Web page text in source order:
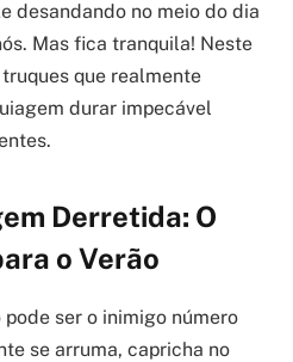
desandando no meio do dia
Mas fica tranquila! Neste
que realmente
durar impecável
Derretida: O
o Verão
ser o inimigo número
se arruma, capricha no